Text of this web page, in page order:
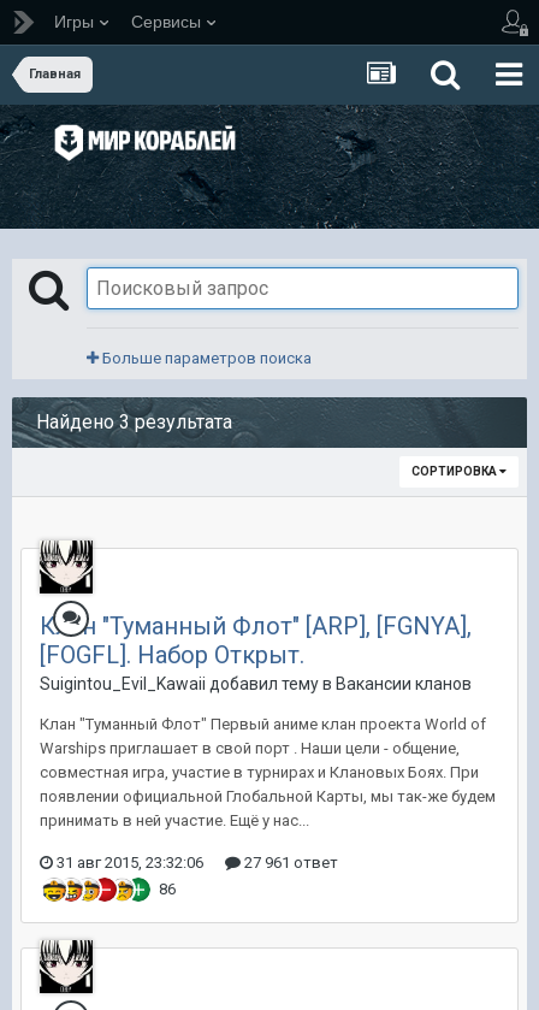
Игры Сервисы
Главная
Больше параметров поиска
Найдено 3 результата
СОРТИРОВКА
Клан "Туманный Флот" [ARP], [FGNYA],
[FOGFL]. Набор Открыт.
Suigintou_Evil_Kawaii добавил тему в Вакансии кланов
Клан "Туманный Флот" Первый аниме клан проекта World of
Warships приглашает в свой порт . Наши цели - общение,
совместная игра, участие в турнирах и Клановых Боях. При
появлении официальной Глобальной Карты, мы так-же будем
принимать в ней участие. Ещё у нас...
31 авг 2015, 23:32:06
27 961 ответ
86